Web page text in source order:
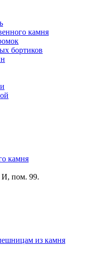
камня
бортиков
камня
И, пом. 99.
из камня